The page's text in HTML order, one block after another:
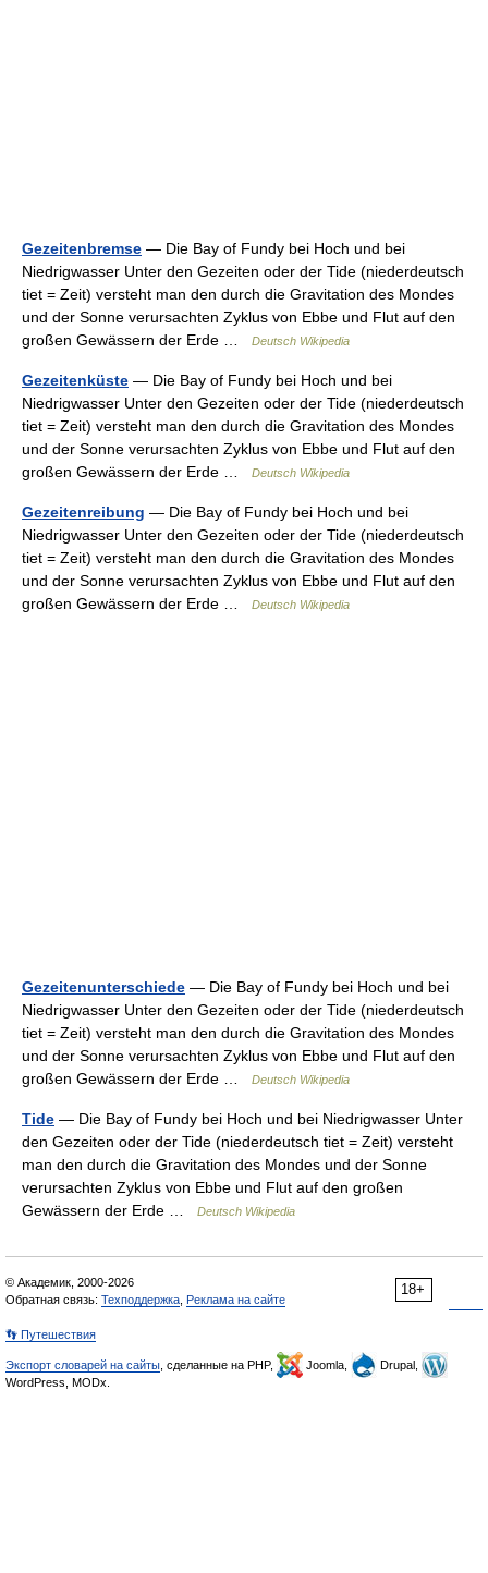
Gezeitenbremse — Die Bay of Fundy bei Hoch und bei
Niedrigwasser Unter den Gezeiten oder der Tide (niederdeutsch
tiet = Zeit) versteht man den durch die Gravitation des Mondes
und der Sonne verursachten Zyklus von Ebbe und Flut auf den
großen Gewässern der Erde …
Deutsch Wikipedia
Gezeitenküste — Die Bay of Fundy bei Hoch und bei
Niedrigwasser Unter den Gezeiten oder der Tide (niederdeutsch
tiet = Zeit) versteht man den durch die Gravitation des Mondes
und der Sonne verursachten Zyklus von Ebbe und Flut auf den
großen Gewässern der Erde …
Deutsch Wikipedia
Gezeitenreibung — Die Bay of Fundy bei Hoch und bei
Niedrigwasser Unter den Gezeiten oder der Tide (niederdeutsch
tiet = Zeit) versteht man den durch die Gravitation des Mondes
und der Sonne verursachten Zyklus von Ebbe und Flut auf den
großen Gewässern der Erde …
Deutsch Wikipedia
Gezeitenunterschiede — Die Bay of Fundy bei Hoch und bei
Niedrigwasser Unter den Gezeiten oder der Tide (niederdeutsch
tiet = Zeit) versteht man den durch die Gravitation des Mondes
und der Sonne verursachten Zyklus von Ebbe und Flut auf den
großen Gewässern der Erde …
Deutsch Wikipedia
Tide — Die Bay of Fundy bei Hoch und bei Niedrigwasser Unter
den Gezeiten oder der Tide (niederdeutsch tiet = Zeit) versteht
man den durch die Gravitation des Mondes und der Sonne
verursachten Zyklus von Ebbe und Flut auf den großen
Gewässern der Erde …
Deutsch Wikipedia
18+
© Академик, 2000-2026
Обратная связь: Техподдержка Реклама на сайте
👣 Путешествия
Экспорт словарей на сайты , сделанные на PHP, Joomla,
Drupal,
WordPress, MODx.